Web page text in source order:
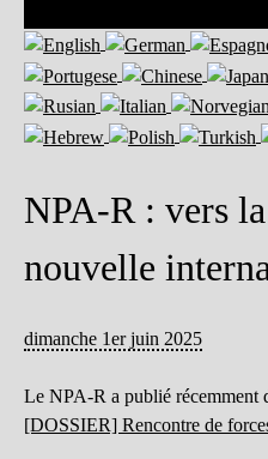
NPA-R : vers
nouvelle
dimanche 1er juin 2025
Le NPA-R a publié récemment
[DOSSIER] Rencontre de